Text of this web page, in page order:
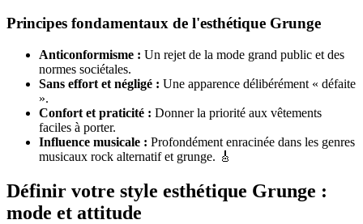
Principes fondamentaux de l'esthétique Grunge
Anticonformisme : Un rejet de la mode grand public et des
normes sociétales.
Sans effort et négligé : Une apparence délibérément « défaite
».
Confort et praticité : Donner la priorité aux vêtements
faciles à porter.
Influence musicale : Profondément enracinée dans les genres
musicaux rock alternatif et grunge. 🎸
Définir votre style esthétique Grunge :
mode et attitude